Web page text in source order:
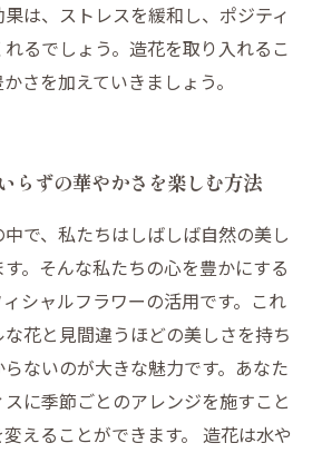
は、ストレスを緩和し、ポジティ
るでしょう。造花を取り入れるこ
さを加えていきましょう。
らずの華やかさを楽しむ方法
で、私たちはしばしば自然の美し
。そんな私たちの心を豊かにする
シャルフラワーの活用です。これ
花と見間違うほどの美しさを持ち
ないのが大きな魅力です。あなた
に季節ごとのアレンジを施すこと
えることができます。 造花は水や